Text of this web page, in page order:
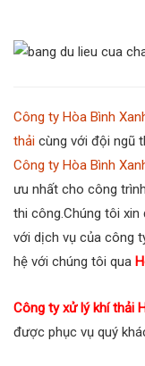
Công ty Hòa Bình
thải cùng với đội ngũ
Công ty Hòa Bình
ưu nhất cho công
thi công.Chúng tôi xin
với dịch vụ của công
hệ với chúng tôi qua
Công ty xử lý khí thải
được phục vụ quý